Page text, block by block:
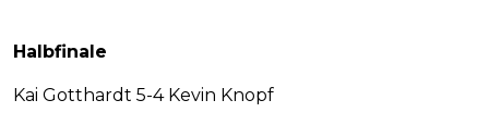
Halbfinale
Kai Gotthardt 5-4 Kevin Knopf